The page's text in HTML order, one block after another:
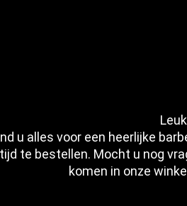
u alles voor een heerlijke
te bestellen. Mocht u nog
komen in onze